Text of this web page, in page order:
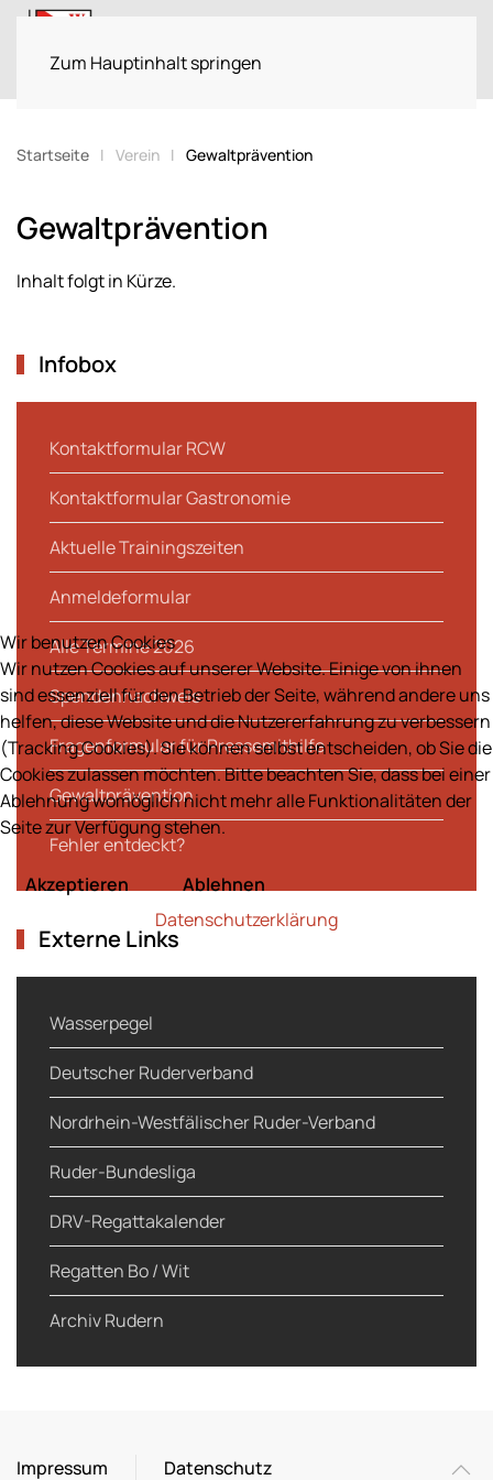
Zum Hauptinhalt springen
Startseite Verein Gewaltprävention
Gewaltprävention
Inhalt folgt in Kürze.
Infobox
Kontaktformular RCW
Kontaktformular Gastronomie
Aktuelle Trainingszeiten
Anmeldeformular
Alle Termine 2026
Spendennachweis
Fragenformular für Pressemithilfe
Gewaltprävention
Fehler entdeckt?
Externe Links
Wasserpegel
Deutscher Ruderverband
Nordrhein-Westfälischer Ruder-Verband
Ruder-Bundesliga
DRV-Regattakalender
Regatten Bo / Wit
Archiv Rudern
Impressum Datenschutz
Wir benutzen Cookies
Wir nutzen Cookies auf unserer Website. Einige von ihnen
sind essenziell für den Betrieb der Seite, während andere uns
helfen, diese Website und die Nutzererfahrung zu verbessern
(Tracking Cookies). Sie können selbst entscheiden, ob Sie die
Cookies zulassen möchten. Bitte beachten Sie, dass bei einer
Ablehnung womöglich nicht mehr alle Funktionalitäten der
Seite zur Verfügung stehen.
Akzeptieren
Ablehnen
Datenschutzerklärung